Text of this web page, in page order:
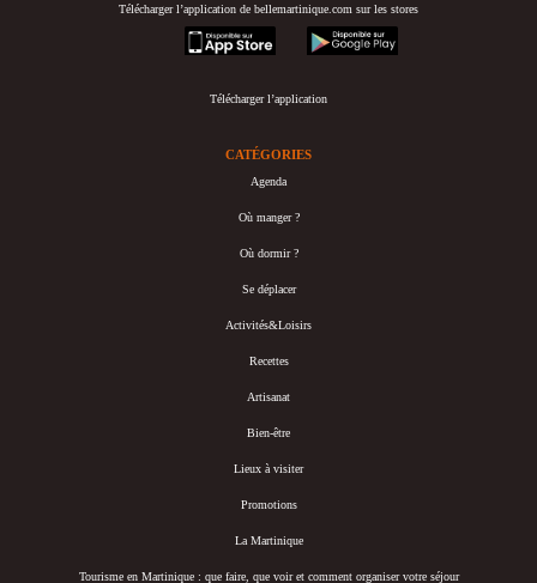
Télécharger l’application de bellemartinique.com sur les stores
appstore
googleplay
Télécharger l’application
CATÉGORIES
Agenda
Où manger ?
Où dormir ?
Se déplacer
Activités&Loisirs
Recettes
Artisanat
Bien-être
Lieux à visiter
Promotions
La Martinique
Tourisme en Martinique : que faire, que voir et comment organiser votre séjour